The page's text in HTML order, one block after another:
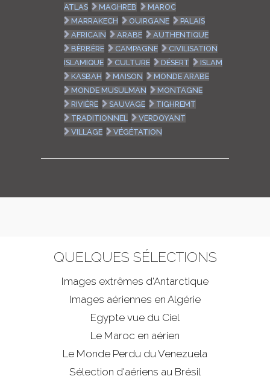
ATLAS
MAGHREB
MAROC
MARRAKECH
OUIRGANE
PALAIS
AFRICAIN
ARABE
AUTHENTIQUE
BÈRBÈRE
CAMPAGNE
CIVILISATION
ISLAMIQUE
CULTURE DÉSERT
ISLAM
KASBAH
MAISON
MONDE ARABE
MONDE MUSULMAN
MONTAGNE
RIVIÈRE
SAUVAGE
TIGHREMT
TRADITIONNEL
VERDOYANT
VILLAGE
VÉGÉTATION
QUELQUES SÉLECTIONS
Images extrêmes d'Antarctique
Images aériennes en Algérie
Egypte vue du Ciel
Le Maroc en aérien
Le Monde Perdu du Venezuela
Sélection d'aériens au Brésil